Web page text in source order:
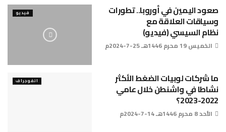
فيديو صعود اليمين في أوروبا.. تطورات
وسياقات العلاقة مع
نظام السيسي (فيديو)
الخميس 19 محرم 1446هـ 25-7-2024م
انفوجراف ما شركات لوبيات الضغط الأكثر
نشاطا في واشنطن خلال عامي
2022-2023؟
الأحد 8 محرم 1446هـ 14-7-2024م